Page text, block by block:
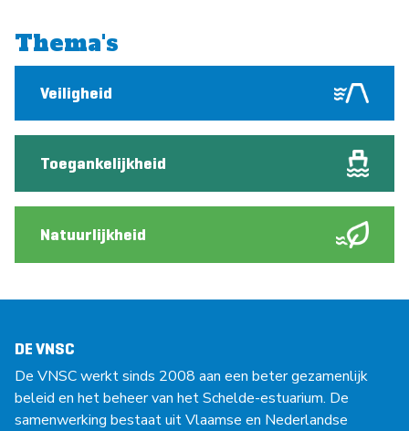
Thema's
Veiligheid
Toegankelijkheid
Natuurlijkheid
DE VNSC
De VNSC werkt sinds 2008 aan een beter gezamenlijk
beleid en het beheer van het Schelde-estuarium. De
samenwerking bestaat uit Vlaamse en Nederlandse